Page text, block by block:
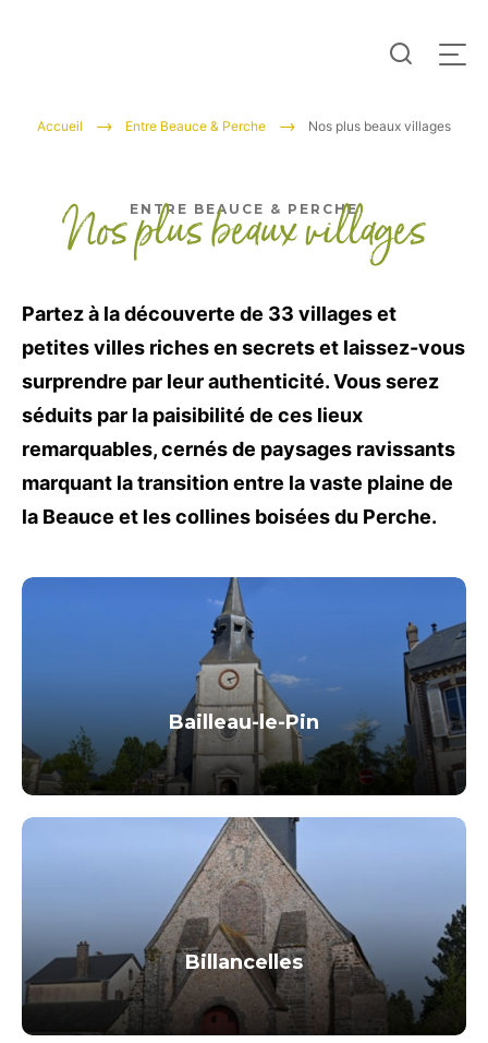
Tourisme
Beauce
Menu
Accueil Entre Beauce & Perche Nos plus beaux villages
ENTRE BEAUCE & PERCHE
Nos plus beaux villages
Partez à la découverte de 33 villages et
petites villes riches en secrets et laissez-vous
surprendre par leur authenticité. Vous serez
séduits par la paisibilité de ces lieux
remarquables, cernés de paysages ravissants
marquant la transition entre la vaste plaine de
la Beauce et les collines boisées du Perche.
Bailleau-le-Pin
Billancelles